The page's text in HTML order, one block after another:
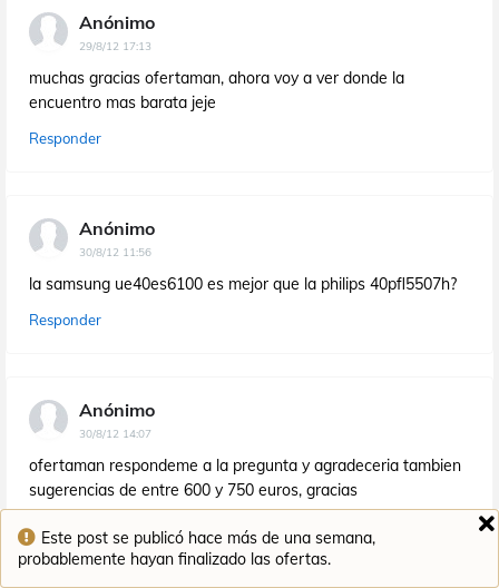
Este post se publicó hace más de una semana,
probablemente hayan finalizado las ofertas.
Anónimo
29/8/12 17:13
muchas gracias ofertaman, ahora voy a ver donde la
encuentro mas barata jeje
Responder
Anónimo
30/8/12 11:56
la samsung ue40es6100 es mejor que la philips 40pfl5507h?
Responder
Anónimo
30/8/12 14:07
ofertaman respondeme a la pregunta y agradeceria tambien
sugerencias de entre 600 y 750 euros, gracias
Responder